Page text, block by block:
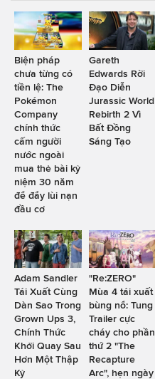
Biện pháp
chưa từng có
tiền lệ: The
Pokémon
Company
chính thức
cấm người
nước ngoài
mua thẻ bài kỷ
niệm 30 năm
để đẩy lùi nạn
đầu cơ
Gareth
Edwards Rời
Đạo Diễn
Jurassic World
Rebirth 2 Vì
Bất Đồng
Sáng Tạo
Adam Sandler
Tái Xuất Cùng
Dàn Sao Trong
Grown Ups 3,
Chính Thức
Khởi Quay Sau
Hơn Một Thập
Kỷ
"Re:ZERO"
Mùa 4 tái xuất
bùng nổ: Tung
Trailer cực
cháy cho phần
thứ 2 "The
Recapture
Arc", hẹn ngày